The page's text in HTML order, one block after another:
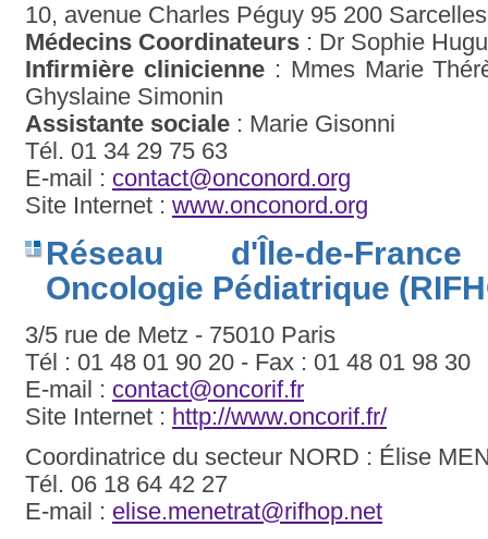
10, avenue Charles Péguy 95 200 Sarcelles
Médecins Coordinateurs : Dr Sophie
Infirmière clinicienne : Mmes Marie
Ghyslaine Simonin
Assistante sociale : Marie Gisonni
Tél. 01 34 29 75 63
E-mail : contact@onconord.org
Site Internet : www.onconord.org
Réseau d'Île-de-
Oncologie Pédiatrique
3/5 rue de Metz - 75010 Paris
Tél : 01 48 01 90 20 - Fax : 01 48 01 98 30
E-mail : contact@oncorif.fr
Site Internet : http://www.oncorif.fr/
Coordinatrice du secteur NORD : Élise
Tél. 06 18 64 42 27
E-mail : elise.menetrat@rifhop.net